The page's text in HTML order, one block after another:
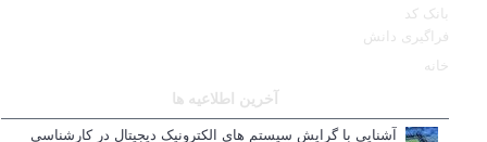
بانک کد
فراگیری دانش
خانه
آخرین اطلاعیه ها
آشنایی با گرایش سیستم های الکترونیک دیجیتال در کارشناسی